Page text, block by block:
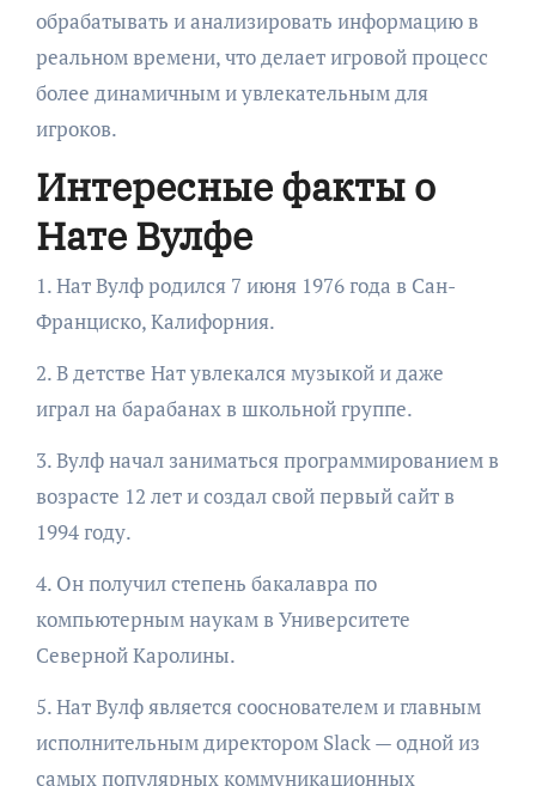
обрабатывать и анализировать информацию в
реальном времени, что делает игровой процесс
более динамичным и увлекательным для
игроков.
Интересные факты о
Нате Вулфе
1. Нат Вулф родился 7 июня 1976 года в Сан-
Франциско, Калифорния.
2. В детстве Нат увлекался музыкой и даже
играл на барабанах в школьной группе.
3. Вулф начал заниматься программированием в
возрасте 12 лет и создал свой первый сайт в
1994 году.
4. Он получил степень бакалавра по
компьютерным наукам в Университете
Северной Каролины.
5. Нат Вулф является сооснователем и главным
исполнительным директором Slack — одной из
самых популярных коммуникационных